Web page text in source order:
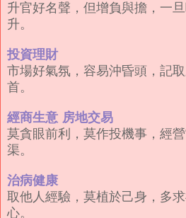
升官好名聲，但增負與擔，一
升。
投資理財
市場好氣氛，容易沖昏頭，記
首。
經商生意 房地交易
莫貪眼前利，莫作投機事，經
渠。
治病健康
取他人經驗，莫植於己身，多
心。